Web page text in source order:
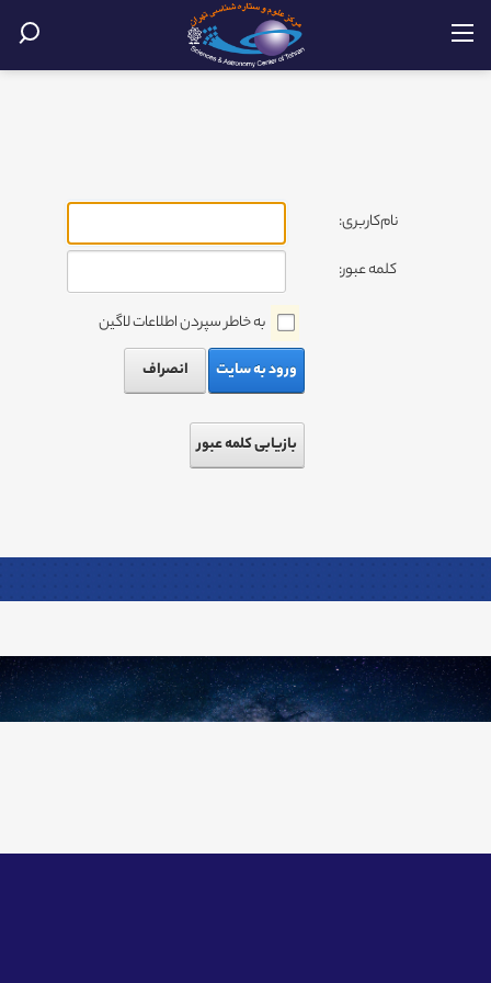
نام‌کاربری:
کلمه عبور:
به خاطر سپردن اطلاعات لاگین
ورود به سایت
انصراف
بازیابی کلمه عبور